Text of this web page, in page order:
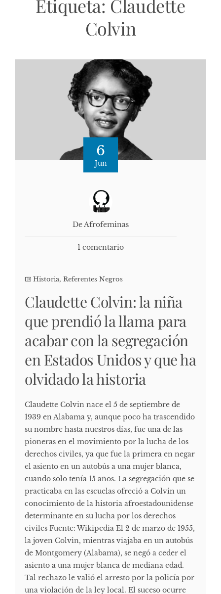
Etiqueta: Claudette
Colvin
6
Jun
De Afrofeminas
1 comentario
Historia, Referentes Negros
Claudette Colvin: la niña
que prendió la llama para
acabar con la segregación
en Estados Unidos y que ha
olvidado la historia
Claudette Colvin nace el 5 de septiembre de
1939 en Alabama y, aunque poco ha trascendido
su nombre hasta nuestros días, fue una de las
pioneras en el movimiento por la lucha de los
derechos civiles, ya que fue la primera en negar
el asiento en un autobús a una mujer blanca,
cuando solo tenía 15 años. La segregación que se
practicaba en las escuelas ofreció a Colvin un
conocimiento de la historia afroestadounidense
determinante en su lucha por los derechos
civiles Fuente: Wikipedia El 2 de marzo de 1955,
la joven Colvin, mientras viajaba en un autobús
de Montgomery (Alabama), se negó a ceder el
asiento a una mujer blanca de mediana edad.
Tal rechazo le valió el arresto por la policía por
una violación de la ley local. El suceso ocurre